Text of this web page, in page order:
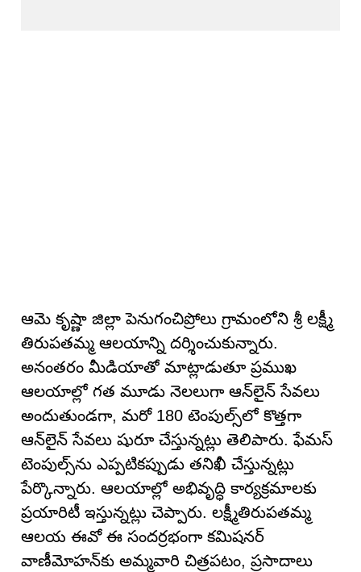
ఆమె కృష్ణా జిల్లా పెనుగంచిప్రోలు గ్రామంలోని శ్రీ లక్ష్మీ
తిరుపతమ్మ ఆలయాన్ని దర్శించుకున్నారు.
అనంతరం మీడియాతో మాట్లాడుతూ ప్రముఖ
ఆలయాల్లో గత మూడు నెలలుగా ఆన్‌లైన్ సేవలు
అందుతుండగా, మరో 180 టెంపుల్స్‌లో కొత్తగా
ఆన్‌లైన్ సేవలు షురూ చేస్తున్నట్లు తెలిపారు. ఫేమస్
టెంపుల్స్‌ను ఎప్పటికప్పుడు తనిఖీ చేస్తున్నట్లు
పేర్కొన్నారు. ఆలయాల్లో అభివృద్ధి కార్యక్రమాలకు
ప్రయారిటీ ఇస్తున్నట్లు చెప్పారు. లక్ష్మీతిరుపతమ్మ
ఆలయ ఈవో ఈ సందర్రభంగా కమిషనర్
వాణీమోహన్‌కు అమ్మవారి చిత్రపటం, ప్రసాదాలు